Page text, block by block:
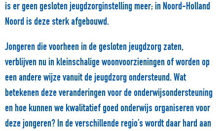
is er geen gesloten jeugdzorginstelling meer; in Noord-Holland
Noord is deze sterk afgebouwd.
Jongeren die voorheen in de gesloten jeugdzorg zaten,
verblijven nu in kleinschalige woonvoorzieningen of worden op
een andere wijze vanuit de jeugdzorg ondersteund. Wat
betekenen deze veranderingen voor de onderwijsondersteuning
en hoe kunnen we kwalitatief goed onderwijs organiseren voor
deze jongeren? In de verschillende regio’s wordt daar hard aan